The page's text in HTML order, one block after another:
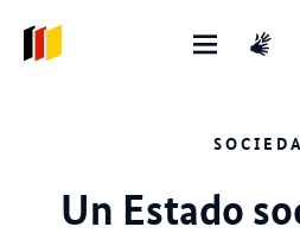
Un Estado